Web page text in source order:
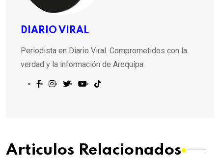
DIARIO VIRAL
Periodista en Diario Viral. Comprometidos con la
verdad y la información de Arequipa.
Articulos Relacionados